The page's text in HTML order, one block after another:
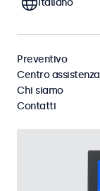
Filtro (1)
Monitor 8 pollici
Cancella i filtri
Italiano
Preventivo
Centro assistenza
Chi siamo
Contatti